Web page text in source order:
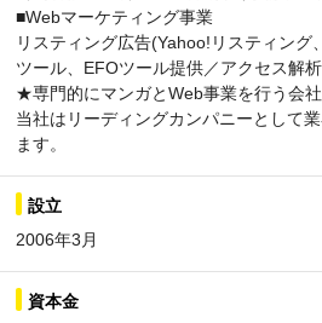
■Webマーケティング事業
リスティング広告(Yahoo!リスティン
ツール、EFOツール提供／アクセス解
★専門的にマンガとWeb事業を行う会社
当社はリーディングカンパニーとして
ます。
設立
2006年3月
資本金